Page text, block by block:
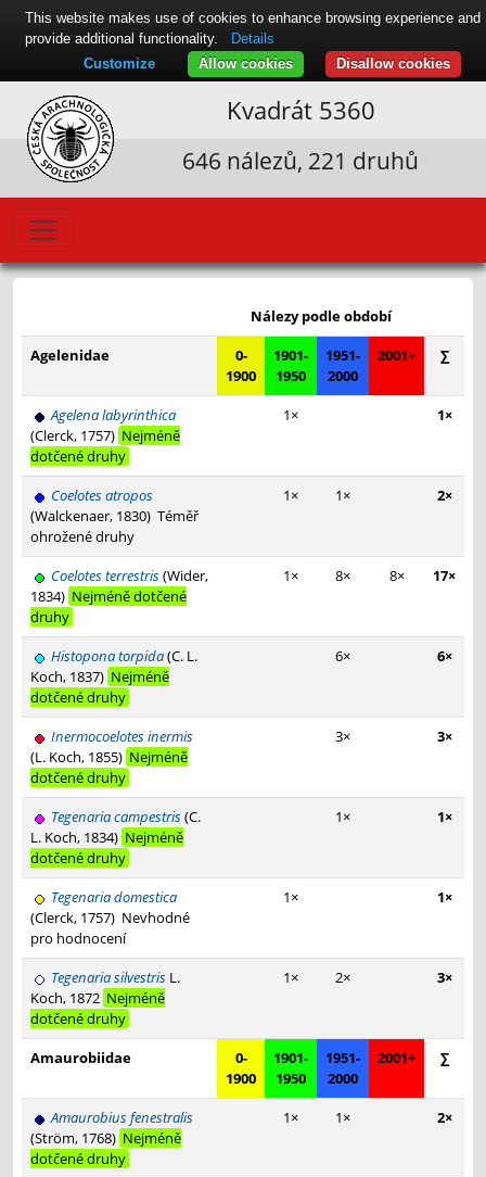
Kvadrát 5360
646 nálezů, 221 druhů
−
Leaflet|© Seznam.cz a.s. a další
Nálezy podle období
Agelenidae
0-
1900
1901-
1950
1951-
2000
2001+ ∑
Agelena labyrinthica
(Clerck, 1757) Nejméně
dotčené druhy
1× 1×
Coelotes atropos
(Walckenaer, 1830) Téměř
ohrožené druhy
1× 1× 2×
Coelotes terrestris(Wider,
1834) Nejméně dotčené
druhy
1× 8× 8× 17×
Histopona torpida(C. L.
Koch, 1837) Nejméně
dotčené druhy
6× 6×
Inermocoelotes inermis
(L. Koch, 1855) Nejméně
dotčené druhy
3× 3×
Tegenaria campestris(C.
L. Koch, 1834) Nejméně
dotčené druhy
1× 1×
Tegenaria domestica
(Clerck, 1757) Nevhodné
pro hodnocení
1× 1×
Tegenaria silvestris L.
Koch, 1872 Nejméně
dotčené druhy
1× 2× 3×
Amaurobiidae
0-
1900
1901-
1950
1951-
2000
2001+ ∑
Amaurobius fenestralis
(Ström, 1768) Nejméně
dotčené druhy
1× 1× 2×
This website makes use of cookies to enhance browsing experience and
provide additional functionality.
Details
Disallow cookies
Allow cookies
Customize